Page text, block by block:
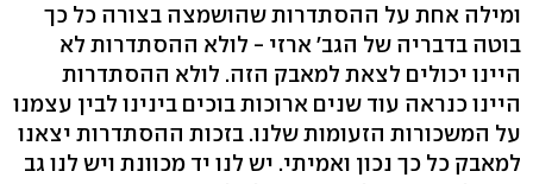
ומילה אחת על ההסתדרות שהושמצה בצורה כל כך
בוטה בדבריה של הגב' ארזי - לולא ההסתדרות לא
היינו יכולים לצאת למאבק הזה. לולא ההסתדרות
היינו כנראה עוד שנים ארוכות בוכים בינינו לבין עצמנו
על המשכורות הזעומות שלנו. בזכות ההסתדרות יצאנו
למאבק כל כך נכון ואמיתי. יש לנו יד מכוונת ויש לנו גב